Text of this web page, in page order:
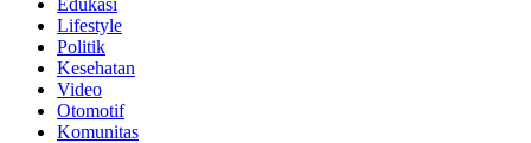
Edukasi
Lifestyle
Politik
Kesehatan
Video
Otomotif
Komunitas